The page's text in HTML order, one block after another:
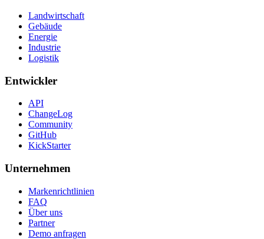
Landwirtschaft
Gebäude
Energie
Industrie
Logistik
Entwickler
API
ChangeLog
Community
GitHub
KickStarter
Unternehmen
Markenrichtlinien
FAQ
Über uns
Partner
Demo anfragen